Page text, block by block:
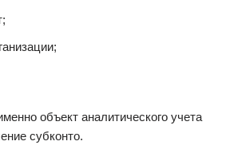
объект аналитического учета
субконто.